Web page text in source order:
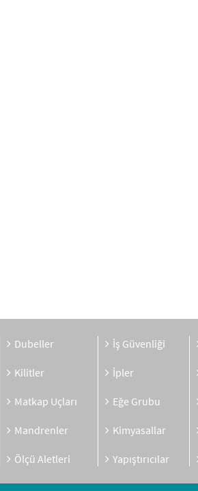
Dubeller
Kilitler
Matkap Uçları
Mandrenler
Ölçü Aletleri
İş Güvenliği
İpler
Eğe Grubu
Kimyasallar
Yapıştırıcılar